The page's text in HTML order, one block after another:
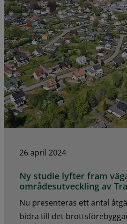
26 april 2024
Ny studie lyfter fram
områdesutveckling av
Nu presenteras ett antal
bidra till det